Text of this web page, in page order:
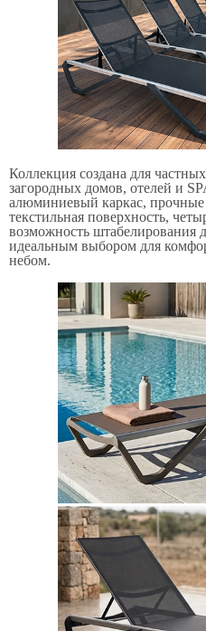
Коллекция создана для
загородных домов, отелей и
алюминиевый каркас,
текстильная поверхность,
возможность штабелирования
идеальным выбором для
небом.